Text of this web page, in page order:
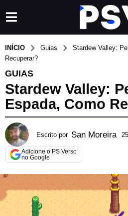
INÍCIO Guias
Stardew Valley:
Recuperar?
GUIAS
Stardew Valley:
Espada, Como
Escrito por San Moreira
Adicione o PS Verso
no Google